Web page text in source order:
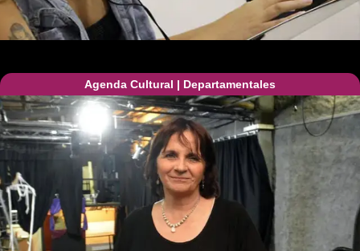
Agenda Cultural | Departamentales